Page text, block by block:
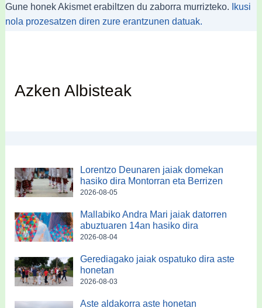
Gune honek Akismet erabiltzen du zaborra murrizteko.
Ikusi
nola prozesatzen diren zure erantzunen datuak.
Azken Albisteak
Lorentzo Deunaren jaiak domekan
hasiko dira Montorran eta Berrizen
2026-08-05
Mallabiko Andra Mari jaiak datorren
abuztuaren 14an hasiko dira
2026-08-04
Gerediagako jaiak ospatuko dira aste
honetan
2026-08-03
Aste aldakorra aste honetan